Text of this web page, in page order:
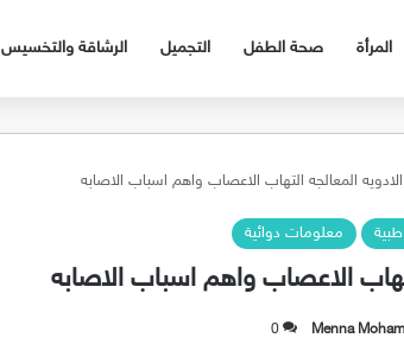
المرأة صحة الطفل التجميل الرشاقة والتخسيس
المعالجه التهاب الاعصاب واهم اسباب الاصابه
معلومات دوائية
الاعصاب واهم اسباب الاصابه
Menna
0